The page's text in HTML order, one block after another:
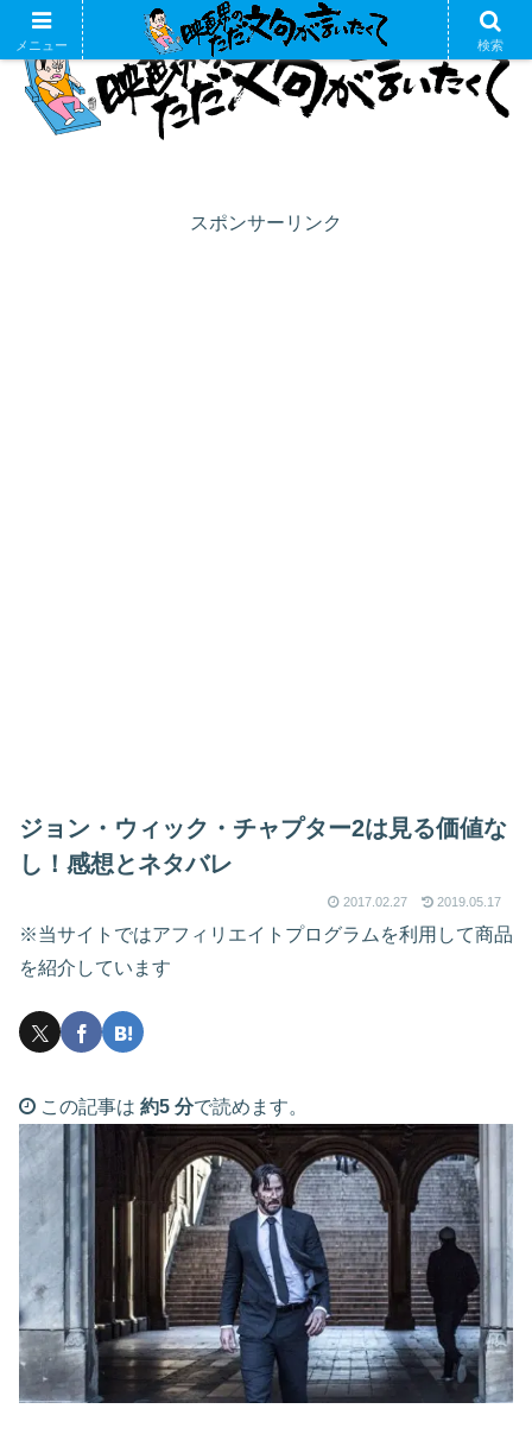
スポンサーリンク
ジョン・ウィック・チャプター2は見る価値な
し！感想とネタバレ
2017.02.27 2019.05.17
※当サイトではアフィリエイトプログラムを利用して商品
を紹介しています
この記事は 約5 分で読めます。
メニュー 検索